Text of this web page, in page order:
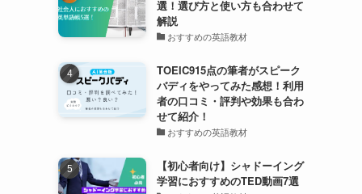
選！選び方と使い方も合わせて
解説
おすすめの英語教材
TOEIC915点の筆者がスピーク
バディをやってみた感想！利用
者の口コミ・評判や効果も合わ
せて紹介！
おすすめの英語教材
【初心者向け】シャドーイング
学習におすすめのTED動画7選